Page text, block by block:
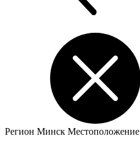
Регион Минск Местоположение